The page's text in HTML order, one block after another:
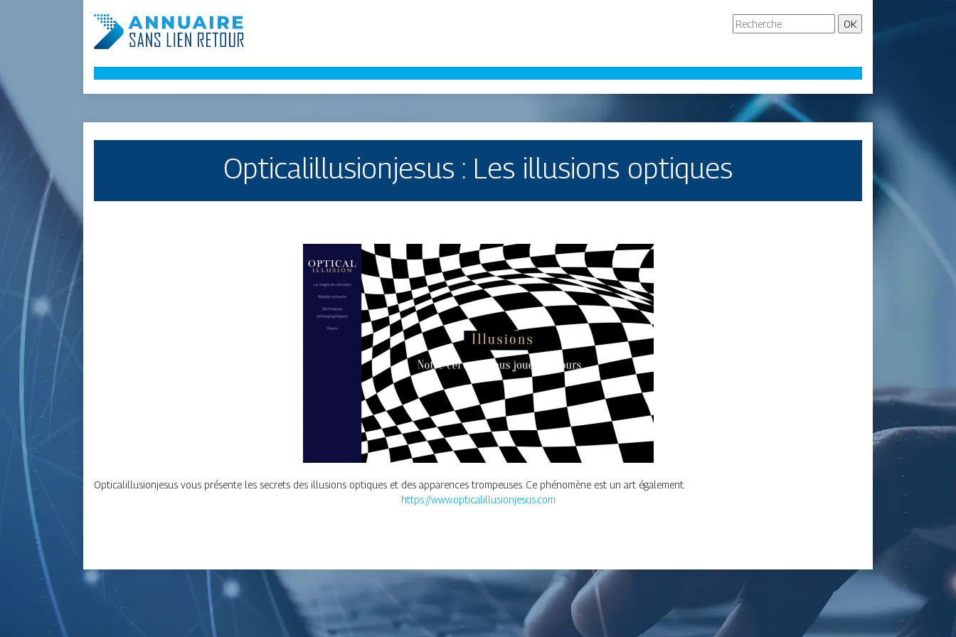
Opticalillusionjesus : Les illusions optiques
Opticalillusionjesus vous présente les secrets des illusions optiques et des apparences trompeuses. Ce phénomène est un art également.
https://www.opticalillusionjesus.com